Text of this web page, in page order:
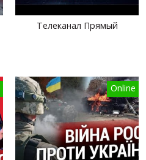
Телеканал Прямый
Online